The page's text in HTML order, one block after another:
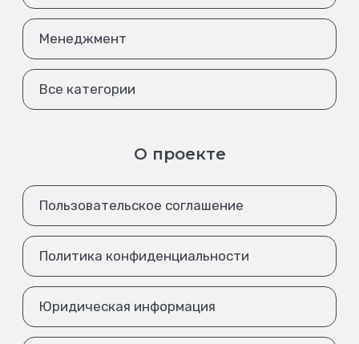
Менеджмент
Все категории
О проекте
Пользовательское соглашение
Политика конфиденциальности
Юридическая информация